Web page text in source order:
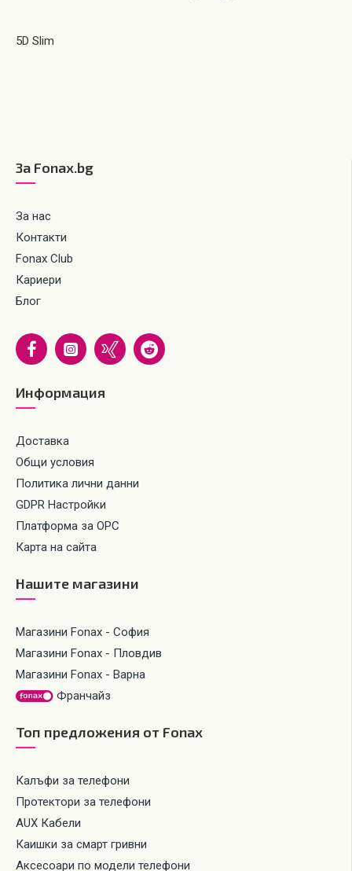
5D Slim
За Fonax.bg
За нас
Контакти
Fonax Club
Кариери
Блог
Информация
Доставка
Общи условия
Политика лични данни
GDPR Настройки
Платформа за ОРС
Карта на сайта
Нашите магазини
Магазини Fonax - София
Магазини Fonax - Пловдив
Магазини Fonax - Варна
Франчайз
Топ предложения от Fonax
Калъфи за телефони
Протектори за телефони
AUX Кабели
Каишки за смарт гривни
Аксесоари по модели телефони